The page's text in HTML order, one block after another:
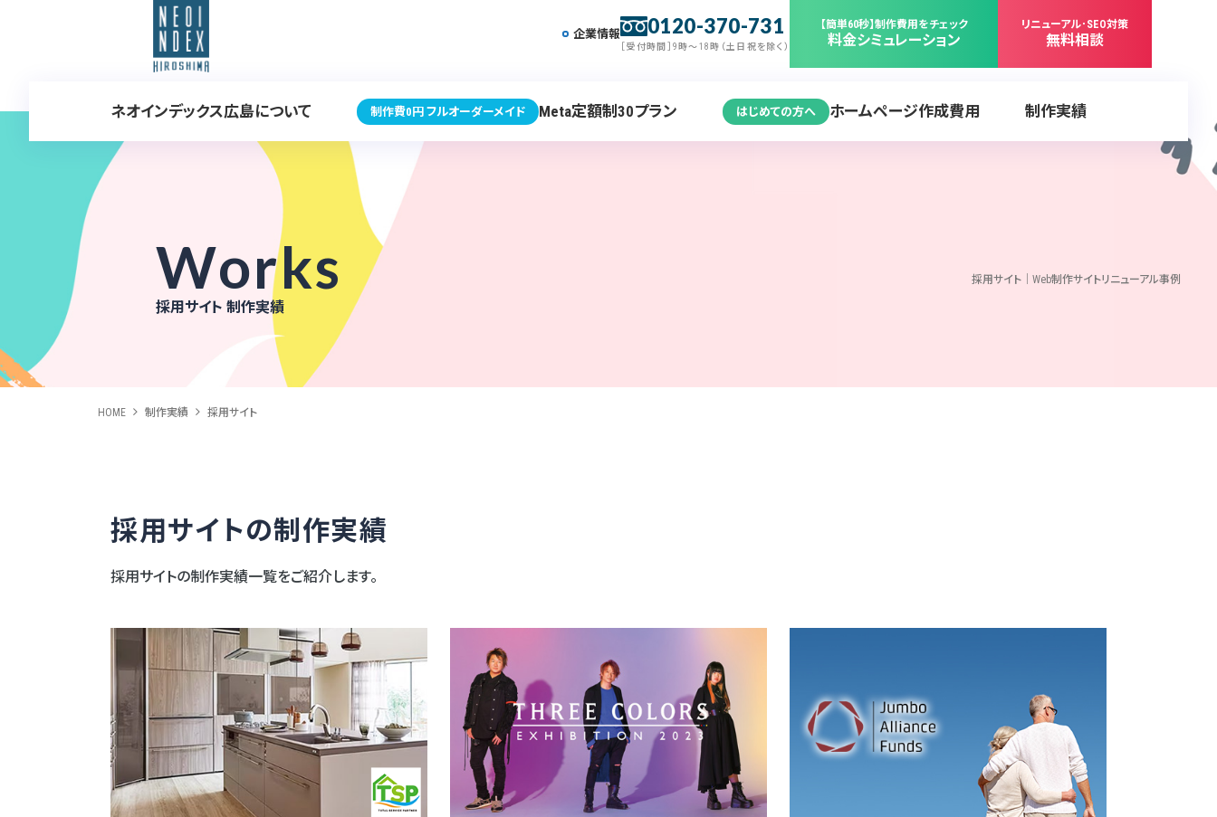
企業情報 0120-370-731
［受付時間］9時～18時（土日祝を除く）
【簡単60秒】制作費用をチェック
料金シミュレーション
リニューアル･SEO対策
無料相談
ネオインデックス広島について 制作費0円 フルオーダーメイド Meta定額制30プラン はじめての方へ ホームページ作成費用 制作実績
採用サイト｜Web制作サイトリニューアル事例
Works
採用サイト 制作実績
HOME 制作実績 採用サイト
採用サイトの制作実績
採用サイトの制作実績一覧をご紹介します。